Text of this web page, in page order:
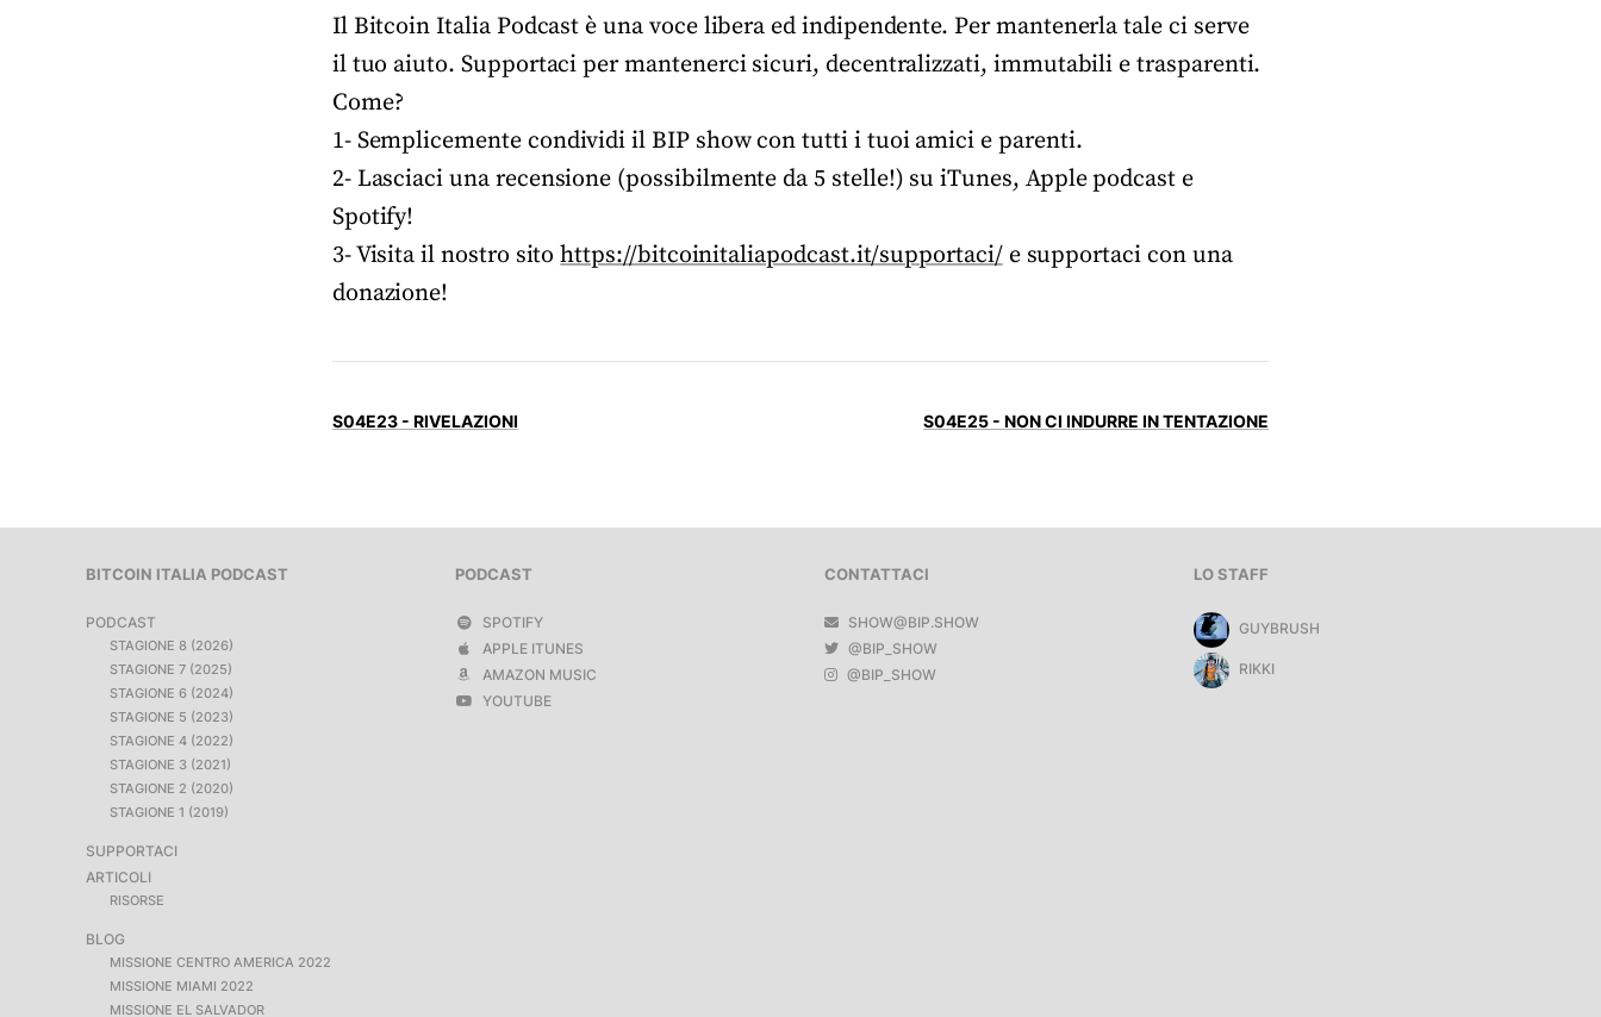
Il Bitcoin Italia Podcast è una voce libera ed indipendente. Per mantenerla tale ci serve
il tuo aiuto. Supportaci per mantenerci sicuri, decentralizzati, immutabili e trasparenti.
Come?
1- Semplicemente condividi il BIP show con tutti i tuoi amici e parenti.
2- Lasciaci una recensione (possibilmente da 5 stelle!) su iTunes, Apple podcast e
Spotify!
3- Visita il nostro sitohttps://bitcoinitaliapodcast.it/supportaci/e supportaci con una
donazione!
S04E23 - RIVELAZIONI S04E25 - NON CI INDURRE IN TENTAZIONE
BITCOIN ITALIA PODCAST
PODCAST
STAGIONE 8 (2026)
STAGIONE 7 (2025)
STAGIONE 6 (2024)
STAGIONE 5 (2023)
STAGIONE 4 (2022)
STAGIONE 3 (2021)
STAGIONE 2 (2020)
STAGIONE 1 (2019)
SUPPORTACI
ARTICOLI
RISORSE
BLOG
MISSIONE CENTRO AMERICA 2022
MISSIONE MIAMI 2022
MISSIONE EL SALVADOR
PODCAST
SPOTIFY
APPLE ITUNES
AMAZON MUSIC
YOUTUBE
CONTATTACI
SHOW@BIP.SHOW
@BIP_SHOW
@BIP_SHOW
LO STAFF
GUYBRUSH
RIKKI